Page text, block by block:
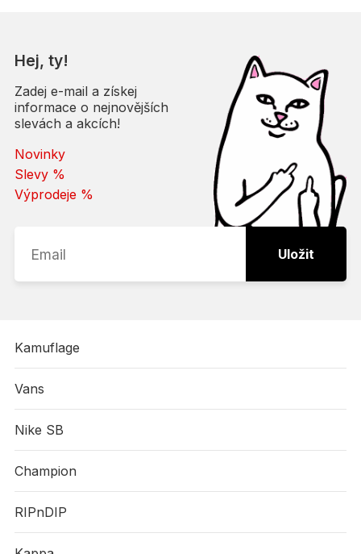
Hej, ty!
Zadej e-mail a získej
informace o nejnovějších
slevách a akcích!
Novinky
Slevy %
Výprodeje %
Uložit
Kamuflage
Vans
Nike SB
Champion
RIPnDIP